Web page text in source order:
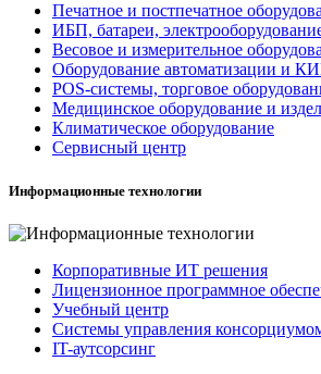
Печатное и постпечатное
ИБП, батареи,
Весовое и измерительное
Оборудование автоматизации и
POS-системы, торговое
Медицинское оборудование и
Климатическое оборудование
Сервисный центр
Информационные технологии
Корпоративные ИТ решения
Лицензионное программное
Учебный центр
Системы управления
IT-аутсорсинг